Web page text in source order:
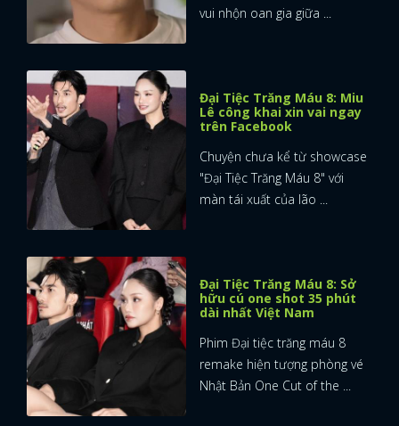
vui nhộn oan gia giữa ...
Đại Tiệc Trăng Máu 8: Miu
Lê công khai xin vai ngay
trên Facebook
Chuyện chưa kể từ showcase
"Đại Tiệc Trăng Máu 8" với
màn tái xuất của lão ...
Đại Tiệc Trăng Máu 8: Sở
hữu cú one shot 35 phút
dài nhất Việt Nam
Phim Đại tiệc trăng máu 8
remake hiện tượng phòng vé
Nhật Bản One Cut of the ...